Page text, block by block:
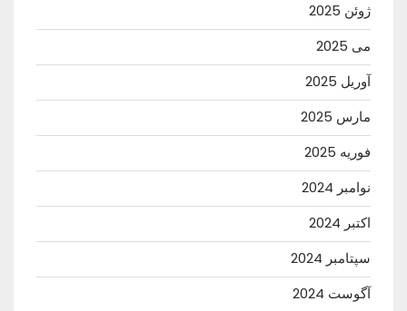
ژوئن 2025
می 2025
آوریل 2025
مارس 2025
فوریه 2025
نوامبر 2024
اکتبر 2024
سپتامبر 2024
آگوست 2024